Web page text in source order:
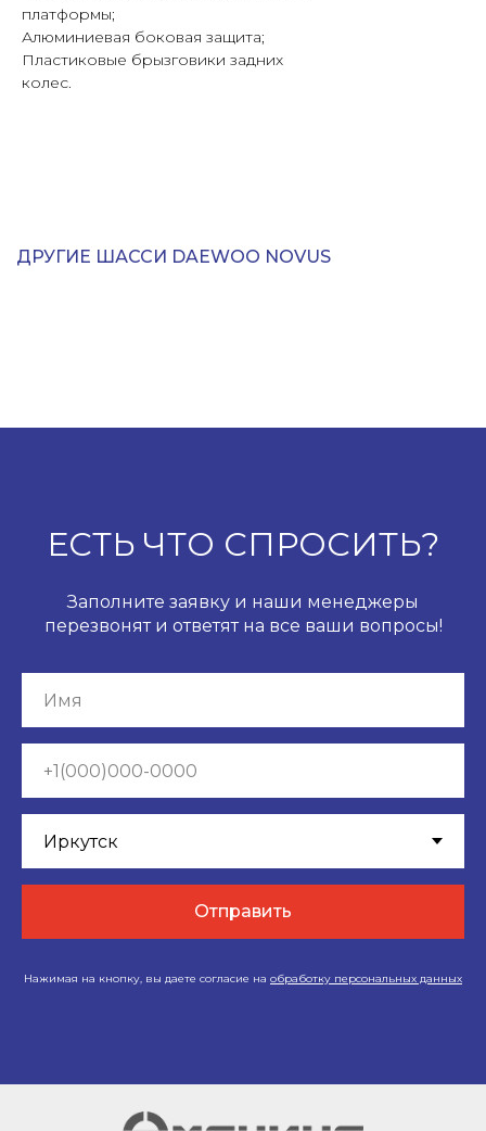
платформы;
Алюминиевая боковая защита;
Пластиковые брызговики задних
колес.
ДРУГИЕ ШАССИ DAEWOO NOVUS
ЕСТЬ ЧТО СПРОСИТЬ?
Заполните заявку и наши менеджеры
перезвонят и ответят на все ваши вопросы!
Отправить
Нажимая на кнопку, вы даете согласие на обработку персональных данных